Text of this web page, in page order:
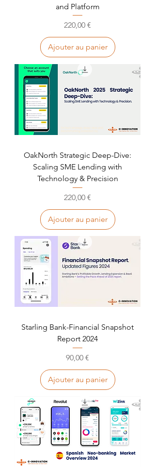
and Platform
Prix
220,00 €
Ajouter au panier
OakNorth Strategic Deep-Dive:
Scaling SME Lending with
Technology & Precision
Prix
220,00 €
Ajouter au panier
Starling Bank-Financial Snapshot
Report 2024
Prix
90,00 €
Ajouter au panier